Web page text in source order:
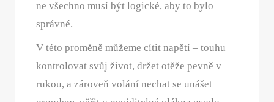
ne všechno musí být logické, aby to bylo
správné.
V této proměně můžeme cítit napětí – touhu
kontrolovat svůj život, držet otěže pevně v
rukou, a zároveň volání nechat se unášet